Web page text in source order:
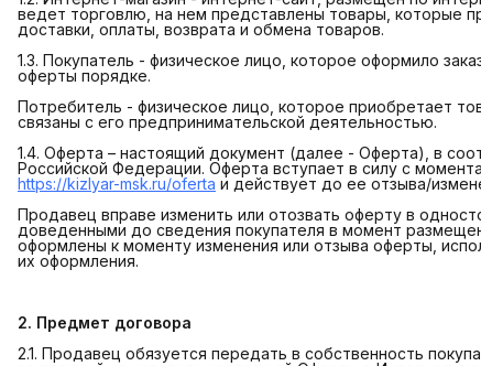
ведет торговлю, на нем представлены товары, которые
доставки, оплаты, возврата и обмена товаров.
1.3. Покупатель - физическое лицо, которое оформило
оферты порядке.
Потребитель - физическое лицо, которое приобретает
связаны с его предпринимательской деятельностью.
1.4. Оферта – настоящий документ (далее - Оферта), в
Российской Федерации. Оферта вступает в силу с
https://kizlyar-msk.ru/oferta и действует до ее отзыва/
Продавец вправе изменить или отозвать оферту в
доведенными до сведения покупателя в момент
оформлены к моменту изменения или отзыва оферты,
их оформления.
2. Предмет договора
2.1. Продавец обязуется передать в собственность